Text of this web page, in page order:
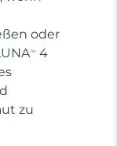
oder
TM
4
zu